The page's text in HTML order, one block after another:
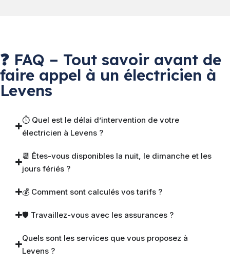
❓ FAQ – Tout savoir avant de
faire appel à un électricien à
Levens
⏱ Quel est le délai d’intervention de votre
électricien à Levens ?
📆 Êtes-vous disponibles la nuit, le dimanche et les
jours fériés ?
💰 Comment sont calculés vos tarifs ?
🛡 Travaillez-vous avec les assurances ?
Quels sont les services que vous proposez à
Levens ?